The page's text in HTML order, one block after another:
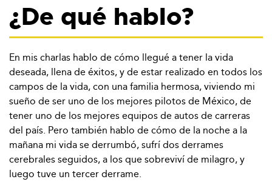
¿De qué hablo?
En mis charlas hablo de cómo llegué a tener la vida
deseada, llena de éxitos, y de estar realizado en todos los
campos de la vida, con una familia hermosa, viviendo mi
sueño de ser uno de los mejores pilotos de México, de
tener uno de los mejores equipos de autos de carreras
del país. Pero también hablo de cómo de la noche a la
mañana mi vida se derrumbó, sufrí dos derrames
cerebrales seguidos, a los que sobreviví de milagro, y
luego tuve un tercer derrame.